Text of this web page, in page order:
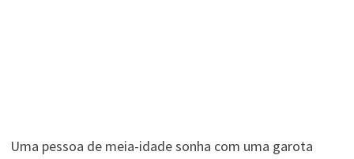
Uma pessoa de meia-idade sonha com uma garota